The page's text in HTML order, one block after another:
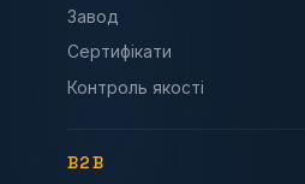
Завод
Сертифікати
Контроль якості
B2B